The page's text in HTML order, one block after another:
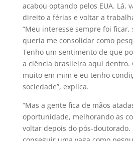
acabou optando pelos EUA. Lá,
direito a férias e voltar a
“Meu interesse sempre foi ficar,
queria me consolidar como
Tenho um sentimento de que
a ciência brasileira aqui dentro.
muito em mim e eu tenho
sociedade”, explica.
“Mas a gente fica de mãos
oportunidade, melhorando as
voltar depois do pós-doutorado.